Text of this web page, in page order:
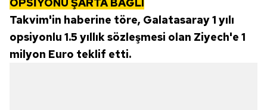
Takvim'in haberine töre, Galatasaray 1 yılı
opsiyonlu 1.5 yıllık sözleşmesi olan Ziyech'e 1
milyon Euro teklif etti.